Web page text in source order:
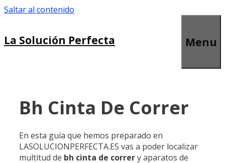
Saltar al contenido
La Solución Perfecta Menu
Bh Cinta De Correr
En esta guía que hemos preparado en
LASOLUCIONPERFECTA.ES vas a poder localizar
multitud de bh cinta de correry aparatos de